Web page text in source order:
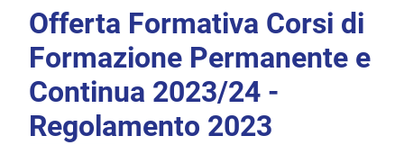
Offerta Formativa Corsi di
Formazione Permanente e
Continua 2023/24 -
Regolamento 2023